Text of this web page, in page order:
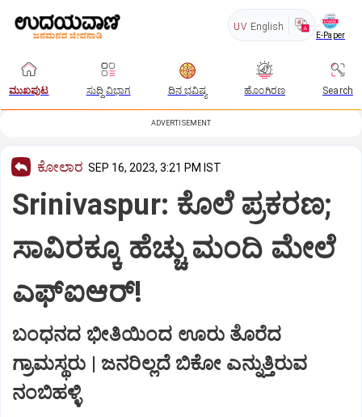
UV English
E-Paper
ಮುಖಪುಟ ಸುದ್ದಿ ವಿಭಾಗ ದಿನ ಭವಿಷ್ಯ ಹೊಂಗಿರಣ Search
ADVERTISEMENT
ಕೋಲಾರ SEP 16, 2023, 3:21 PM IST
Srinivaspur: ಕೊಲೆ ಪ್ರಕರಣ;
ಸಾವಿರಕ್ಕೂ ಹೆಚ್ಚು ಮಂದಿ ಮೇಲೆ
ಎಫ್ಐಆರ್‌!
ಬಂಧನದ ಭೀತಿಯಿಂದ ಊರು ತೊರೆದ
ಗ್ರಾಮಸ್ಥರು | ಜನರಿಲ್ಲದೆ ಬಿಕೋ ಎನ್ನುತ್ತಿರುವ
ನಂಬಿಹಳ್ಳಿ